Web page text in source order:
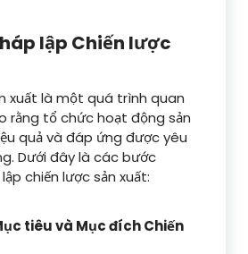
lập Chiến lược
xuất là một quá trình quan
rằng tổ chức hoạt động sản
quả và đáp ứng được yêu
Dưới đây là các bước
chiến lược sản xuất:
tiêu và Mục đích Chiến